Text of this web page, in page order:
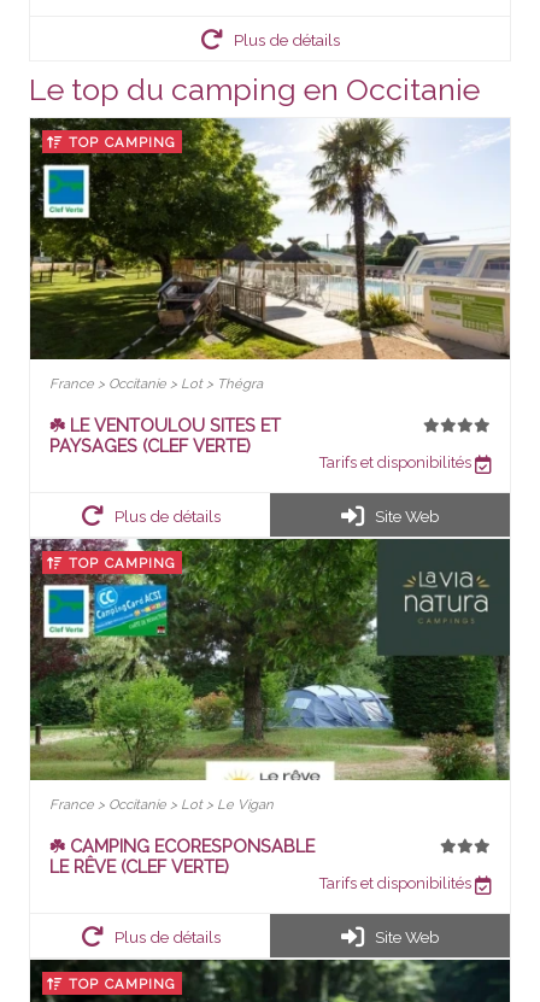
Plus de détails
Le top du camping en Occitanie
TOP CAMPING
France > Occitanie > Lot > Thégra
☘️ LE VENTOULOU SITES ET
PAYSAGES (CLEF VERTE)
Tarifs et disponibilités
Plus de détails Site Web
TOP CAMPING
France > Occitanie > Lot > Le Vigan
☘️ CAMPING ECORESPONSABLE
LE RÊVE (CLEF VERTE)
Tarifs et disponibilités
Plus de détails Site Web
TOP CAMPING